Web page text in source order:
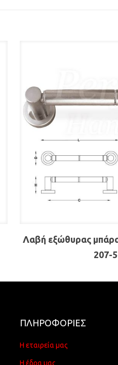
Λαβή εξώθυρας
207-
ΠΛΗΡΟΦΟΡΙΕΣ
Η εταιρεία μας
Η έδρα μας